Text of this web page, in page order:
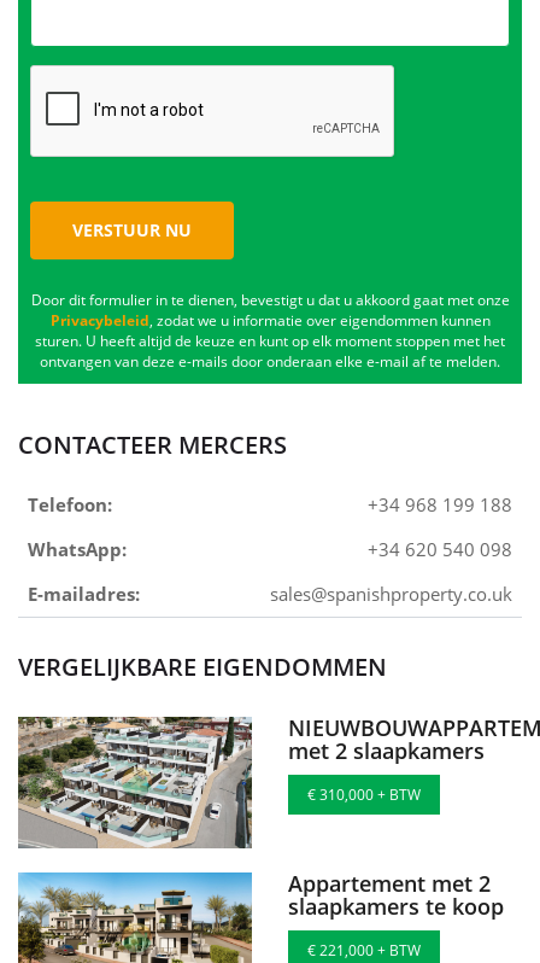
VERSTUUR NU
Door dit formulier in te dienen, bevestigt u dat u akkoord gaat met onze
Privacybeleid, zodat we u informatie over eigendommen kunnen
sturen. U heeft altijd de keuze en kunt op elk moment stoppen met het
ontvangen van deze e-mails door onderaan elke e-mail af te melden.
CONTACTEER MERCERS
Telefoon:
+34 968 199 188
WhatsApp:
+34 620 540 098
E-mailadres:
sales@spanishproperty.co.uk
VERGELIJKBARE EIGENDOMMEN
met 2 slaapkamers
€ 310,000 + BTW
Appartement met 2
slaapkamers te koop
€ 221,000 + BTW